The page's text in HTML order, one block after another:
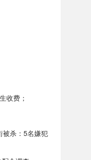
收费；
被杀：5名嫌犯